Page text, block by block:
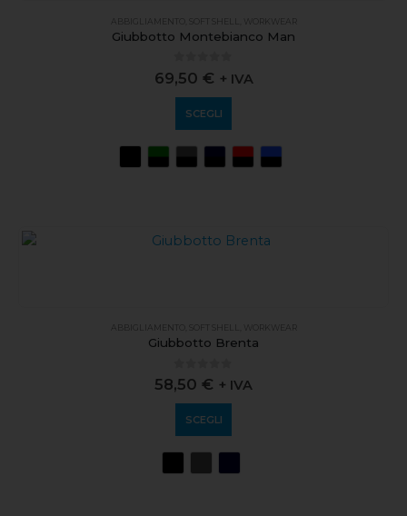
ABBIGLIAMENTO WORKWEAR
Giubbotto Montebianco Man
0out of 5
69,50 € + IVA
SCEGLI
ABBIGLIAMENTO WORKWEAR
Giubbotto Brenta
0out of 5
58,50 € + IVA
SCEGLI